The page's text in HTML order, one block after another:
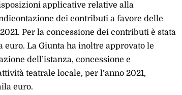
applicative relative alla
dei contributi a favore delle
Per la concessione dei contributi è stata
La Giunta ha inoltre approvato le
dell’istanza, concessione e
teatrale locale, per l’anno 2021,
euro.